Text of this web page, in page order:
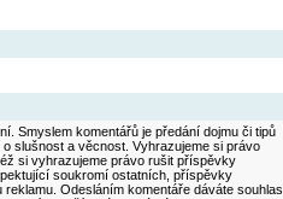
Smyslem komentářů je předání dojmu či tipů
slušnost a věcnost. Vyhrazujeme si právo
si vyhrazujeme právo rušit příspěvky
soukromí ostatních, příspěvky
Odesláním komentáře dáváte souhlas